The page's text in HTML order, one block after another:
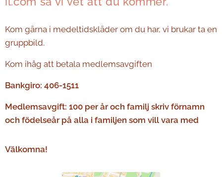
Kom gärna i medeltidskläder om du har, vi brukar ta en
gruppbild.
Kom ihåg att betala medlemsavgiften
Bankgiro: 406-1511
Medlemsavgift: 100 per år och familj skriv förnamn
och födelseår på alla i familjen som vill vara med
Välkomna!